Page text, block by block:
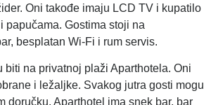
Oni takođe imaju LCD TV i kupatilo
papučama. Gostima stoji na
besplatan Wi-Fi i rum servis.
biti na privatnoj plaži Aparthotela. Oni
i ležaljke. Svakog jutra gosti mogu
doručku. Aparthotel ima snek bar, bar